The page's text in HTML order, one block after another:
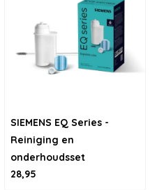
SIEMENS EQ Series -
Reiniging en
onderhoudsset
28,95